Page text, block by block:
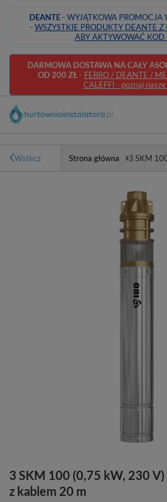
DEANTE- WYJĄTKOWA PROMOCJA
- WSZYSTKIE PRODUKTY DEANTE Z
ABY AKTYWOWAĆ KOD
DARMOWA DOSTAWA NA CAŁY
OD 200 ZŁ- FERRO / DEANTE /
CALEFFI - poznaj
Wstecz Strona główna 3 SKM
3 SKM 100 (0,75 kW, 230 V)
z kablem 20 m